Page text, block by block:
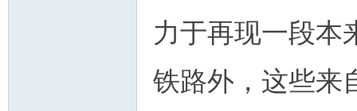
力于再现一段本
铁路外，这些来